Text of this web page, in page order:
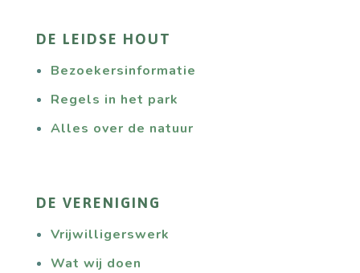
DE LEIDSE HOUT
Bezoekersinformatie
Regels in het park
Alles over de natuur
DE VERENIGING
Vrijwilligerswerk
Wat wij doen